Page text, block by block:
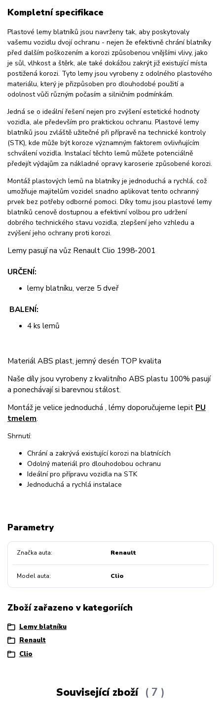
Kompletní specifikace
Plastové lemy blatníků jsou navrženy tak, aby poskytovaly
vašemu vozidlu dvojí ochranu - nejen že efektivně chrání blatníky
před dalším poškozením a korozi způsobenou vnějšími vlivy, jako
je sůl, vlhkost a štěrk, ale také dokážou zakrýt již existující místa
postižená korozi. Tyto lemy jsou vyrobeny z odolného plastového
materiálu, který je přizpůsoben pro dlouhodobé použití a
odolnost vůči různým počasím a silničním podmínkám.
Jedná se o ideální řešení nejen pro zvýšení estetické hodnoty
vozidla, ale především pro praktickou ochranu. Plastové lemy
blatníků jsou zvláště užitečné při přípravě na technické kontroly
(STK), kde může být koroze významným faktorem ovlivňujícím
schválení vozidla. Instalací těchto lemů můžete potenciálně
předejít výdajům za nákladné opravy karoserie způsobené korozi.
Montáž plastových lemů na blatníky je jednoduchá a rychlá, což
umožňuje majitelům vozidel snadno aplikovat tento ochranný
prvek bez potřeby odborné pomoci. Díky tomu jsou plastové lemy
blatníků cenově dostupnou a efektivní volbou pro udržení
dobrého technického stavu vozidla, zlepšení jeho vzhledu a
zvýšení jeho ochrany proti korozi.
Lemy pasují na vůz Renault Clio 1998-2001
URČENÍ:
lemy blatníku, verze 5 dveř
BALENÍ:
4 ks lemů
Materiál ABS plast, jemný desén TOP kvalita
Naše díly jsou vyrobeny z kvalitního ABS plastu 100% pasují
a ponechávají si barevnou stálost.
Montáž je velice jednoduchá , lémy doporučujeme lepit PU
tmelem.
Shrnutí:
Chrání a zakrývá existující korozi na blatnících
Odolný materiál pro dlouhodobou ochranu
Ideální pro přípravu vozidla na STK
Jednoduchá a rychlá instalace
Parametry
Značka auta Renault
Model auta Clio
Zboží zařazeno v kategoriích
Lemy blatníku
Renault
Clio
Související zboží 7